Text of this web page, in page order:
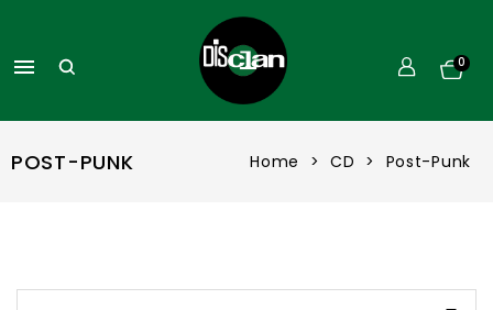
 0
POST-PUNK Home CD Post-Punk